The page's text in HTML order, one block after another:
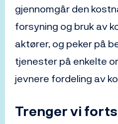
gjennomgår den
forsyning og bruk av
aktører, og peker på
tjenester på enkelte
jevnere fordeling av
Trenger vi